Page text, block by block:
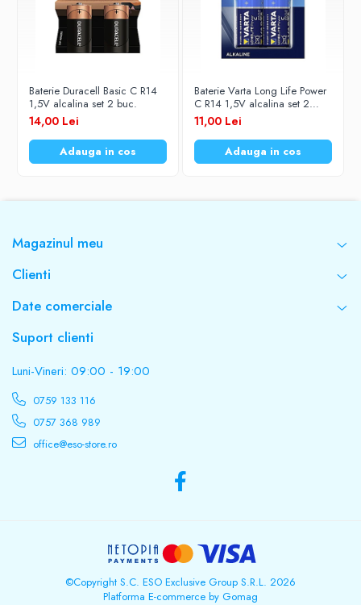
Baterie Duracell Basic C R14
1,5V alcalina set 2 buc.
14,00 Lei
Adauga in cos
Baterie Varta Long Life Power
C R14 1,5V alcalina set 2
buc.
11,00 Lei
Adauga in cos
Magazinul meu
Clienti
Date comerciale
Suport clienti
Luni-Vineri: 09:00 - 19:00
0759 133 116
0757 368 989
office@eso-store.ro
©Copyright S.C. ESO Exclusive Group S.R.L. 2026
Platforma E-commerce by Gomag